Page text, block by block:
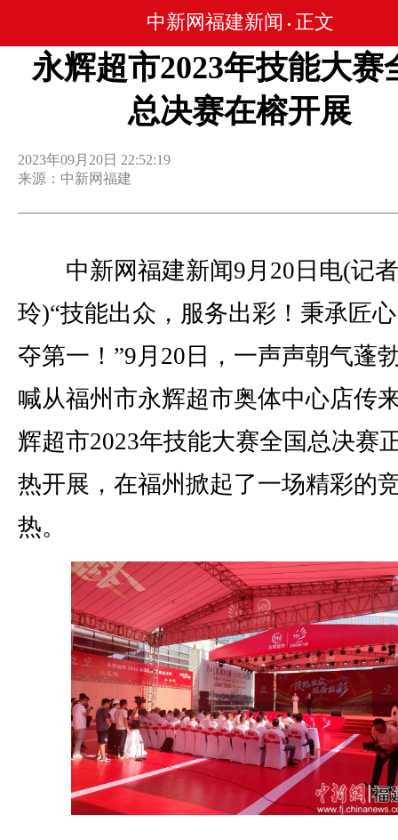
中新网福建新闻 • 正文
永辉超市2023年技能大赛
总决赛在榕开展
2023年09月20日 22:52:19
来源：中新网福建
中新网福建新闻9月20日电(记
玲)“技能出众，服务出彩！秉承匠
夺第一！”9月20日，一声声朝气蓬
喊从福州市永辉超市奥体中心店传
辉超市2023年技能大赛全国总决赛
热开展，在福州掀起了一场精彩的
热。